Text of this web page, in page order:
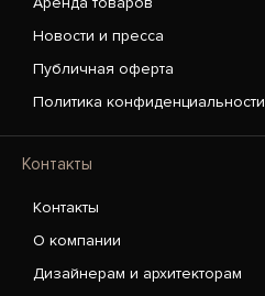
Новости и пресса
Публичная оферта
Политика конфиденциальности
Контакты
Контакты
О компании
Дизайнерам и архитекторам